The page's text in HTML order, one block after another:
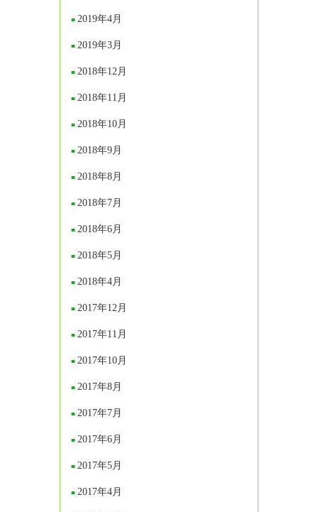
2019年4月
2019年3月
2018年12月
2018年11月
2018年10月
2018年9月
2018年8月
2018年7月
2018年6月
2018年5月
2018年4月
2017年12月
2017年11月
2017年10月
2017年8月
2017年7月
2017年6月
2017年5月
2017年4月